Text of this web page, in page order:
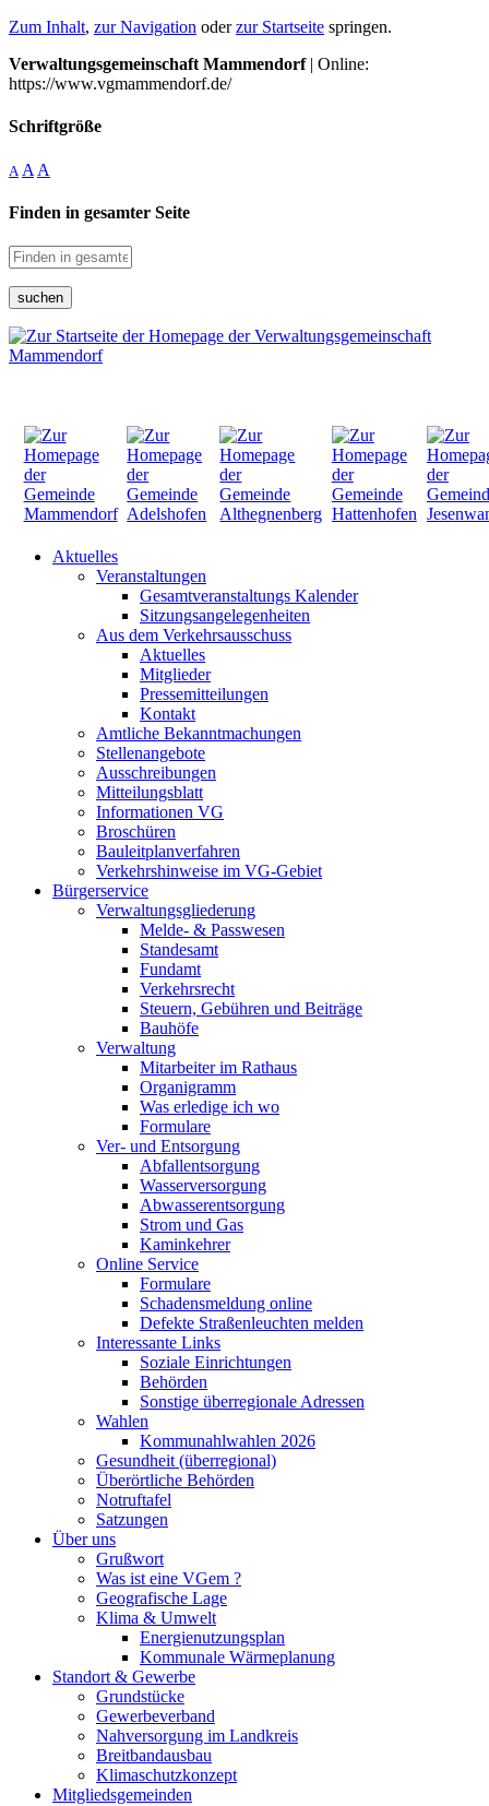
Zum Inhalt, zur Navigation oderzur Startseite springen.
Verwaltungsgemeinschaft Mammendorf| Online:
https://www.vgmammendorf.de/
Schriftgröße
A A A
Finden in gesamter Seite
suchen
Aktuelles
Veranstaltungen
Gesamtveranstaltungs Kalender
Sitzungsangelegenheiten
Aus dem Verkehrsausschuss
Aktuelles
Mitglieder
Pressemitteilungen
Kontakt
Amtliche Bekanntmachungen
Stellenangebote
Ausschreibungen
Mitteilungsblatt
Informationen VG
Broschüren
Bauleitplanverfahren
Verkehrshinweise im VG-Gebiet
Bürgerservice
Verwaltungsgliederung
Melde- & Passwesen
Standesamt
Fundamt
Verkehrsrecht
Steuern, Gebühren und Beiträge
Bauhöfe
Verwaltung
Mitarbeiter im Rathaus
Organigramm
Was erledige ich wo
Formulare
Ver- und Entsorgung
Abfallentsorgung
Wasserversorgung
Abwasserentsorgung
Strom und Gas
Kaminkehrer
Online Service
Formulare
Schadensmeldung online
Defekte Straßenleuchten melden
Interessante Links
Soziale Einrichtungen
Behörden
Sonstige überregionale Adressen
Wahlen
Kommunahlwahlen 2026
Gesundheit (überregional)
Überörtliche Behörden
Notruftafel
Satzungen
Über uns
Grußwort
Was ist eine VGem ?
Geografische Lage
Klima & Umwelt
Energienutzungsplan
Kommunale Wärmeplanung
Standort & Gewerbe
Grundstücke
Gewerbeverband
Nahversorgung im Landkreis
Breitbandausbau
Klimaschutzkonzept
Mitgliedsgemeinden